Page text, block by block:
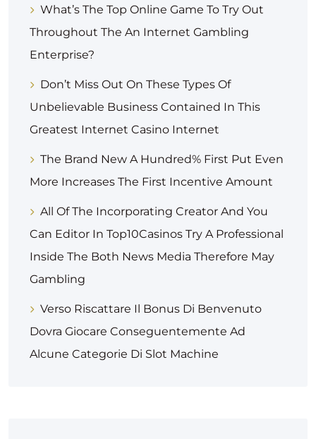
What’s The Top Online Game To Try Out
Throughout The An Internet Gambling
Enterprise?
Don’t Miss Out On These Types Of
Unbelievable Business Contained In This
Greatest Internet Casino Internet
The Brand New A Hundred% First Put Even
More Increases The First Incentive Amount
All Of The Incorporating Creator And You
Can Editor In Top10Casinos Try A Professional
Inside The Both News Media Therefore May
Gambling
Verso Riscattare Il Bonus Di Benvenuto
Dovra Giocare Conseguentemente Ad
Alcune Categorie Di Slot Machine